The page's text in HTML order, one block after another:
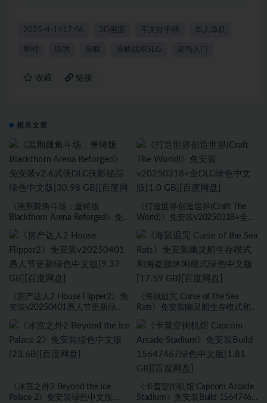
2025-4-1417:46 3D画面 不支持手柄 单人单机
即时 塔防 策略 策略战棋SLG 菜鸟入门
收藏 链接
相关文章
《黑荆棘角斗场：重铸版
Blackthorn Arena Reforged》免
文版[30.98 GB][百度网盘]
《打造世界创造世界(Craft The
World)》免安装v20250318+全
盘]
《房产达人2 House Flipper2》免
安装v20250401愚人节更新绿色
《海鼠诅咒 Curse of the Sea
Rats》免安装幽灵船生存模式和
GB][百度网盘]
《冰宫之外2 Beyond the Ice
Palace 2》免安装绿色中文版
《卡普空街机馆 Capcom Arcade
Stadium》免安装Build 15647467